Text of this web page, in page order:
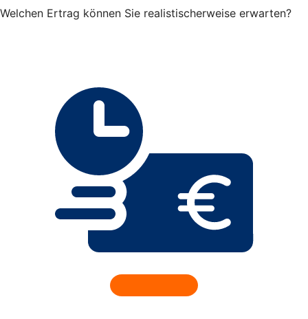
Welchen Ertrag können Sie realistischerweise erwarten?